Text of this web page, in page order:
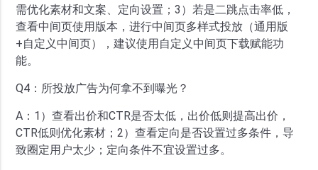
需优化素材和文案、定向设置；3）若是二跳点击率低，
查看中间页使用版本，进行中间页多样式投放（通用版
+自定义中间页），建议使用自定义中间页下载赋能功
能。
Q4：所投放广告为何拿不到曝光？
A：1）查看出价和CTR是否太低，出价低则提高出价，
CTR低则优化素材；2）查看定向是否设置过多条件，导
致圈定用户太少；定向条件不宜设置过多。